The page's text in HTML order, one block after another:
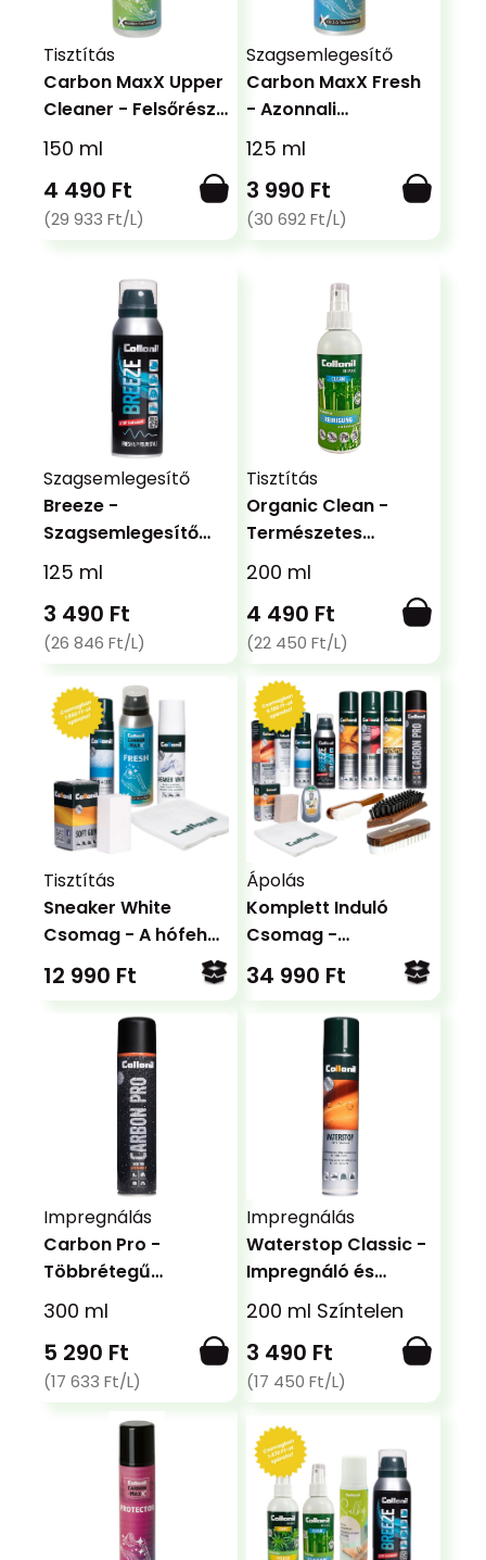
Tisztítás
Carbon MaxX Upper
Cleaner - Felsőrész
Tisztító
150 ml
4 490 Ft
(29 933 Ft/L)
Szagsemlegesítő
Carbon MaxX Fresh
- Azonnali
Frissesség
125 ml
3 990 Ft
(30 692 Ft/L)
Szagsemlegesítő
Breeze -
Szagsemlegesítő
spray
125 ml
3 490 Ft
(26 846 Ft/L)
Tisztítás
Organic Clean -
Természetes
tisztító
200 ml
4 490 Ft
(22 450 Ft/L)
Tisztítás
Sneaker White
Csomag - A hófehér
cipőkért
12 990 Ft
Ápolás
Komplett Induló
Csomag -
Teljeskörű
megoldás minden
anyagra
34 990 Ft
Impregnálás
Carbon Pro -
Többrétegű
impregnálás
300 ml
5 290 Ft
(17 633 Ft/L)
Impregnálás
Waterstop Classic -
Impregnáló és
fényvédő spray
200 ml Színtelen
3 490 Ft
(17 450 Ft/L)